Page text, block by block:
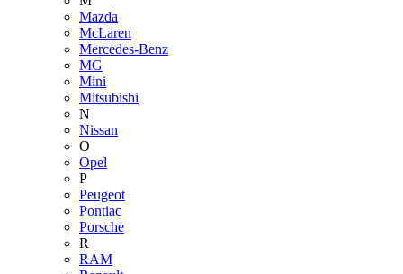
Mazda
McLaren
Mercedes-Benz
MG
Mini
Mitsubishi
N
Nissan
O
Opel
P
Peugeot
Pontiac
Porsche
R
RAM